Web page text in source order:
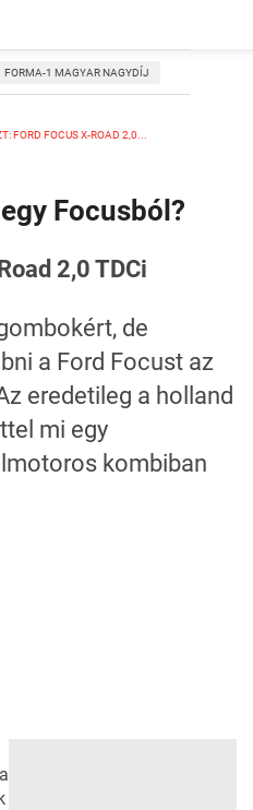
FORMA-1 MAGYAR NAGYDÍJ
FORD FOCUS X-ROAD 2,0...
Focusból?
2,0 TDCi
de
a Ford Focust az
eredetileg a holland
mi egy
kombiban